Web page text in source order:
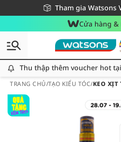
Tham gia Watsons
Miễn phí giao hàng cho
Giao hàng nhanh 24h - Áp
Cửa hàng &
Thu thập thêm voucher hot
TRANG CHỦ/TẠO KIỂU TÓC/KEO XỊT